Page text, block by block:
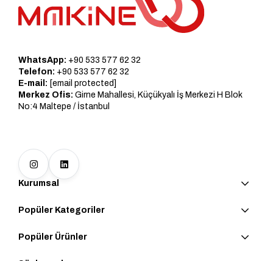
WhatsApp: +90 533 577 62 32
Telefon: +90 533 577 62 32
E-mail: [email protected]
Merkez Ofis: Girne Mahallesi, Küçükyalı İş Merkezi H Blok
No:4 Maltepe / İstanbul
Kurumsal
Popüler Kategoriler
Popüler Ürünler